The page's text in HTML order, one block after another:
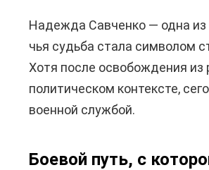
Надежда Савченко — одна
чья судьба стала символом
Хотя после освобождения из
политическом контексте,
военной службой.
Боевой путь, с